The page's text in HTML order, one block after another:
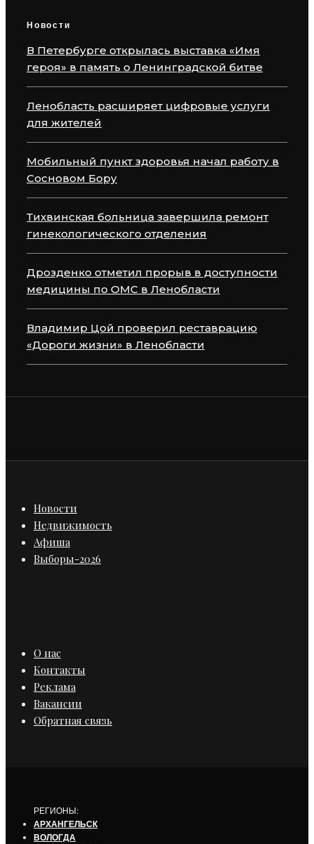
Новости
В Петербурге открылась выставка «Имя
героя» в память о Ленинградской битве
Ленобласть расширяет цифровые услуги
для жителей
Мобильный пункт здоровья начал работу в
Сосновом Бору
Тихвинская больница завершила ремонт
гинекологического отделения
Дрозденко отметил прорыв в доступности
медицины по ОМС в Ленобласти
Владимир Цой проверил реставрацию
«Дороги жизни» в Ленобласти
Новости
Недвижимость
Афиша
Выборы-2026
О нас
Контакты
Реклама
Вакансии
Обратная связь
РЕГИОНЫ:
АРХАНГЕЛЬСК
ВОЛОГДА